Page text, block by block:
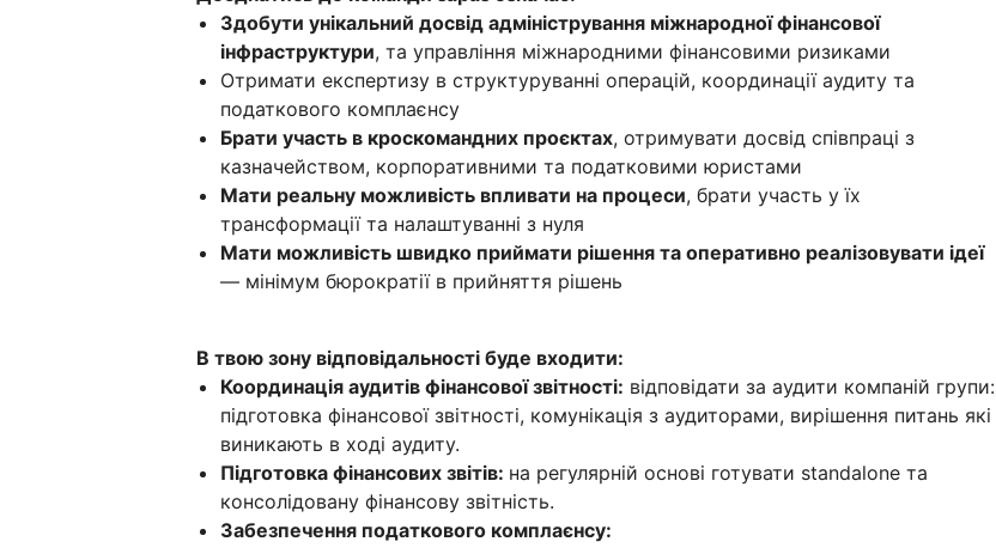
Здобути унікальний досвід адміністрування міжнародної фінансової
інфраструктури, та управління міжнародними фінансовими ризиками
Отримати експертизу в структуруванні операцій, координації аудиту та
податкового комплаєнсу
Брати участь в кроскомандних проєктах, отримувати досвід співпраці з
казначейством, корпоративними та податковими юристами
Мати реальну можливість впливати на процеси, брати участь у їх
трансформації та налаштуванні з нуля
Мати можливість швидко приймати рішення та оперативно реалізовувати ідеї
— мінімум бюрократії в прийняття рішень
В твою зону відповідальності буде входити:
Координація аудитів фінансової звітності: відповідати за аудити компаній групи:
підготовка фінансової звітності, комунікація з аудиторами, вирішення питань які
виникають в ході аудиту.
Підготовка фінансових звітів: на регулярній основі готувати standalone та
консолідовану фінансову звітність.
Забезпечення податкового комплаєнсу: